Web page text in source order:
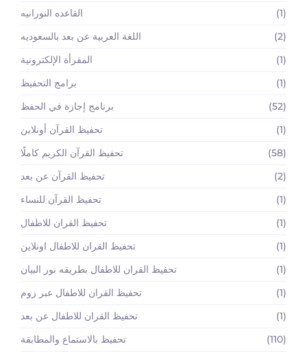
القاعده النورانيه
(1)
اللغة العربية عن بعد بالسعوديه
(2)
المقرأة الإلكترونية
(1)
برامج التحفيظ
(1)
برنامج إجازة في الحفظ
(52)
تحفيظ القرآن أونلاين
(1)
تحفيظ القرآن الكريم كاملًا
(58)
تحفيظ القرآن عن بعد
(2)
تحفيظ القرآن للنساء
(1)
تحفيظ القران للاطفال
(1)
تحفيظ القران للاطفال اونلاين
(1)
تحفيظ القران للاطفال بطريقه نور البيان
(1)
تحفيظ القران للاطفال عبر زوم
(1)
تحفيظ القران للاطفال عن بعد
(1)
تحفيظ بالاستماع والمطابقة
(110)